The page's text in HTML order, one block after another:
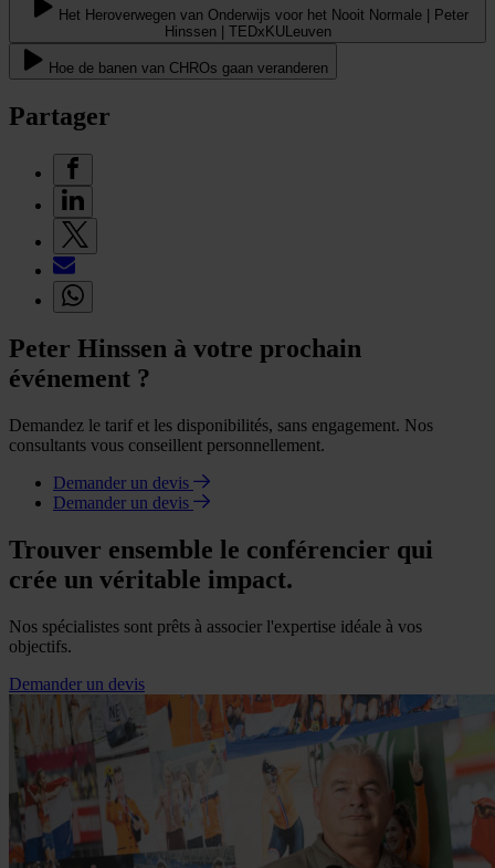
Het Heroverwegen van Onderwijs voor het Nooit Normale | Peter
Hinssen | TEDxKULeuven
Hoe de banen van CHROs gaan veranderen
Partager
Peter Hinssen à votre prochain
événement ?
Demandez le tarif et les disponibilités, sans engagement. Nos
consultants vous conseillent personnellement.
Demander un devis
Demander un devis
Trouver ensemble le conférencier qui
crée un véritable impact.
Nos spécialistes sont prêts à associer l'expertise idéale à vos
objectifs.
Demander un devis